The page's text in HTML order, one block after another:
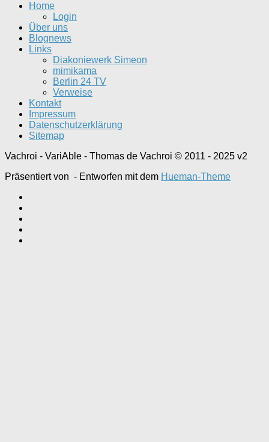
Home
Login
Über uns
Blognews
Links
Diakoniewerk Simeon
mimikama
Berlin 24 TV
Verweise
Kontakt
Impressum
Datenschutzerklärung
Sitemap
Vachroi - VariAble - Thomas de Vachroi © 2011 - 2025 v2
Präsentiert von - Entworfen mit dem Hueman-Theme